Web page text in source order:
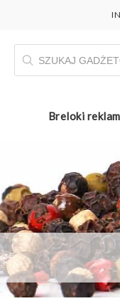
Wyszukiwarka
produktów
Breloki